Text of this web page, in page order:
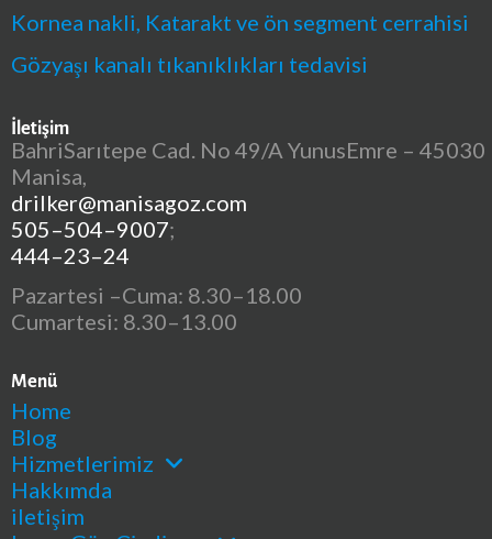
Kornea nakli, Katarakt ve ön segment cerrahisi
Gözyaşı kanalı tıkanıklıkları tedavisi
İletişim
BahriSarıtepe Cad. No 49/A YunusEmre – 45030
Manisa,
drilker@manisagoz.com
505–504–9007;
444–23–24
Pazartesi –Cuma: 8.30–18.00
Cumartesi: 8.30–13.00
Menü
Home
Blog
Hizmetlerimiz
Hakkımda
iletişim